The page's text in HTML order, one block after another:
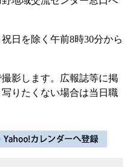
日を除く午前8時30分から
影します。広報誌等に掲
りたくない場合は当日職